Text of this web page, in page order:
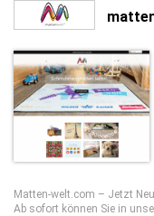
Matten-welt.com – Jetzt
Ab sofort können Sie in